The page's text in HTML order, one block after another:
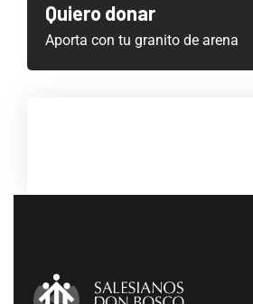
Quiero donar
Aporta con tu granito de arena